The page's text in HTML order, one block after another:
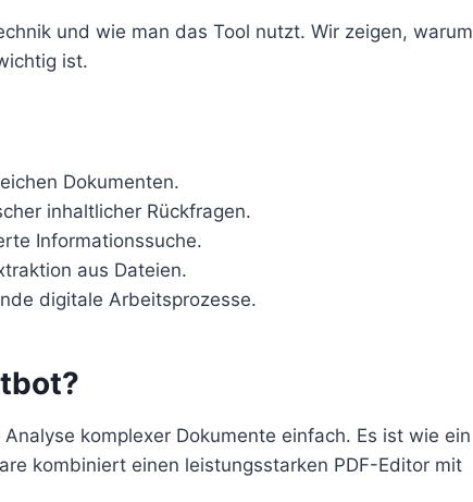
und wie man das Tool nutzt. Wir zeigen, warum
ist.
Dokumenten.
inhaltlicher Rückfragen.
Informationssuche.
aus Dateien.
digitale Arbeitsprozesse.
komplexer Dokumente einfach. Es ist wie ein
kombiniert einen leistungsstarken PDF-Editor mit